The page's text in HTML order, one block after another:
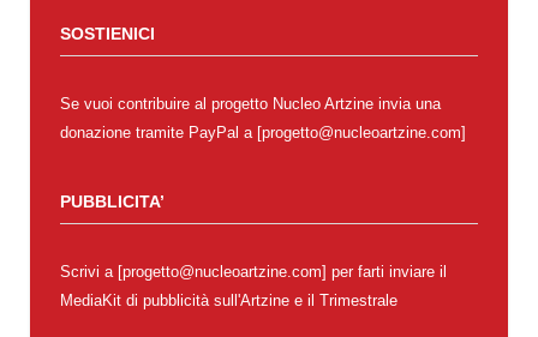
SOSTIENICI
Se vuoi contribuire al progetto Nucleo Artzine invia una
donazione tramite PayPal a [progetto@nucleoartzine.com]
PUBBLICITA’
Scrivi a [progetto@nucleoartzine.com] per farti inviare il
MediaKit di pubblicità sull'Artzine e il Trimestrale